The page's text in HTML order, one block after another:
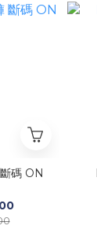
碼 ON